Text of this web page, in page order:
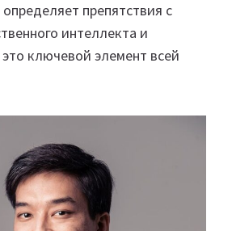
препятствия с
интеллекта и
ключевой элемент всей